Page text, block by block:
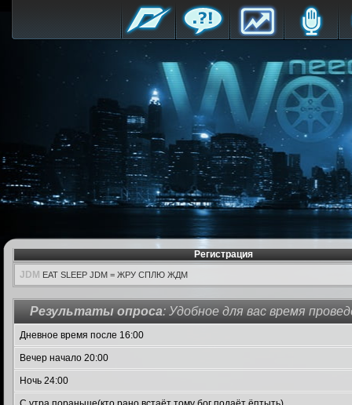
Регистрация
JDM EAT SLEEP JDM = ЖРУ СПЛЮ ЖДМ
Результаты опроса: Удобное для вас время
Дневное время после 16:00
Вечер начало 20:00
Ночь 24:00